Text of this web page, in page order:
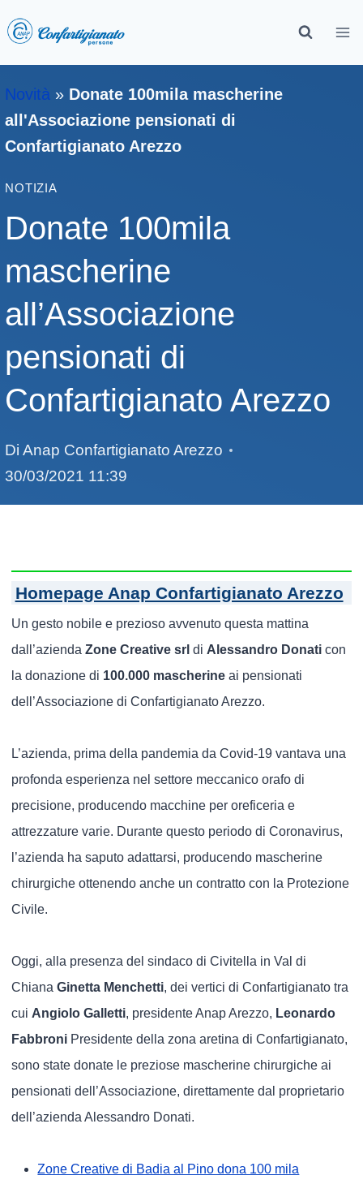
Novità » Donate 100mila mascherine
all'Associazione pensionati di
Confartigianato Arezzo
NOTIZIA
Donate 100mila
mascherine
all’Associazione
pensionati di
Confartigianato Arezzo
Di Anap Confartigianato Arezzo
30/03/2021 11:39
Homepage Anap Confartigianato Arezzo
Un gesto nobile e prezioso avvenuto questa mattina
dall’aziendaZone Creative srl diAlessandro Donati con
la donazione di 100.000 mascherine ai pensionati
dell’Associazione di Confartigianato Arezzo.
L’azienda, prima della pandemia da Covid-19 vantava una
profonda esperienza nel settore meccanico orafo di
precisione, producendo macchine per oreficeria e
attrezzature varie. Durante questo periodo di Coronavirus,
l’azienda ha saputo adattarsi, producendo mascherine
chirurgiche ottenendo anche un contratto con la Protezione
Civile.
Oggi, alla presenza del sindaco di Civitella in Val di
ChianaGinetta Menchetti, dei vertici di Confartigianato tra
cuiAngiolo Galletti, presidente Anap Arezzo, Leonardo
Fabbroni Presidente della zona aretina di Confartigianato,
sono state donate le preziose mascherine chirurgiche ai
pensionati dell’Associazione, direttamente dal proprietario
dell’azienda Alessandro Donati.
Zone Creative di Badia al Pino dona 100 mila